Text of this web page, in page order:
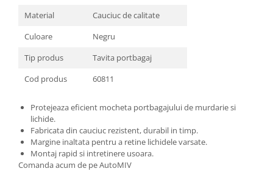
Material
Cauciuc de calitate
Culoare
Negru
Tip produs
Tavita portbagaj
Cod produs
60811
Protejeaza eficient mocheta portbagajului de murdarie si
lichide.
Fabricata din cauciuc rezistent, durabil in timp.
Margine inaltata pentru a retine lichidele varsate.
Montaj rapid si intretinere usoara.
Comanda acum de pe AutoMIV